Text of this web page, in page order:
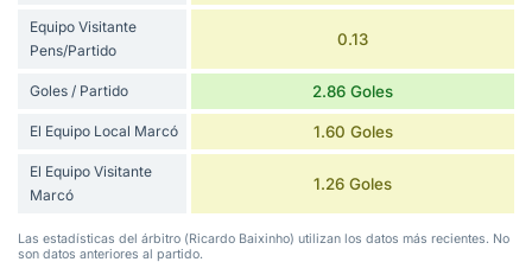
Equipo Visitante
Pens/Partido
0.13
Goles / Partido 2.86 Goles
El Equipo Local Marcó 1.60 Goles
El Equipo Visitante
Marcó
1.26 Goles
Las estadísticas del árbitro (Ricardo Baixinho) utilizan los datos más recientes. No
son datos anteriores al partido.